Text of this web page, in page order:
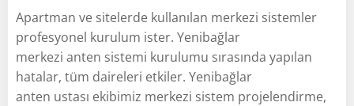
Apartman ve sitelerde kullanılan merkezi sistemler
profesyonel kurulum ister. Yenibağlar
merkezi anten sistemi kurulumu sırasında yapılan
hatalar, tüm daireleri etkiler. Yenibağlar
anten ustası ekibimiz merkezi sistem projelendirme,